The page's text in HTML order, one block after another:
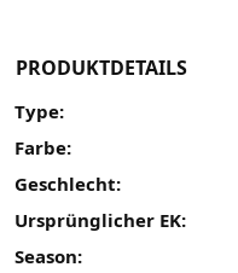
PRODUKTDETAILS
Type:
Farbe:
Geschlecht:
Ursprünglicher EK:
Season: